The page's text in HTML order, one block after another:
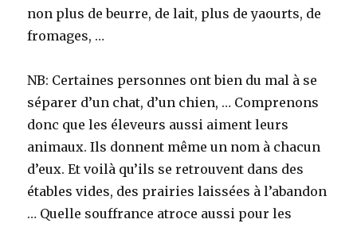
non plus de beurre, de lait, plus de yaourts, de
fromages, …
NB: Certaines personnes ont bien du mal à se
séparer d’un chat, d’un chien, … Comprenons
donc que les éleveurs aussi aiment leurs
animaux. Ils donnent même un nom à chacun
d’eux. Et voilà qu’ils se retrouvent dans des
étables vides, des prairies laissées à l’abandon
… Quelle souffrance atroce aussi pour les